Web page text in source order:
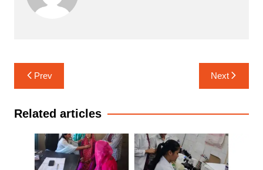
Post
navigation
Prev Next
Related articles